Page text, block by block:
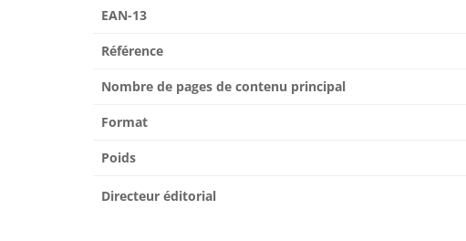
EAN-13
Référence
Nombre de pages de contenu principal
Format
Poids
Directeur éditorial